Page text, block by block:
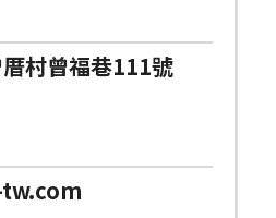
村曾福巷111號